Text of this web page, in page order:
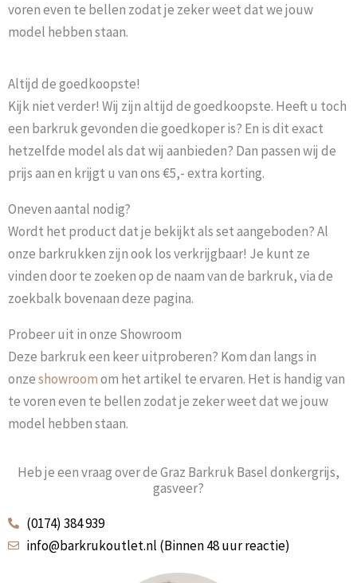
voren even te bellen zodat je zeker weet dat we jouw
model hebben staan.
Altijd de goedkoopste!
Kijk niet verder! Wij zijn altijd de goedkoopste. Heeft u toch
een barkruk gevonden die goedkoper is? En is dit exact
hetzelfde model als dat wij aanbieden? Dan passen wij de
prijs aan en krijgt u van ons €5,- extra korting.
Oneven aantal nodig?
Wordt het product dat je bekijkt als set aangeboden? Al
onze barkrukken zijn ook los verkrijgbaar! Je kunt ze
vinden door te zoeken op de naam van de barkruk, via de
zoekbalk bovenaan deze pagina.
Probeer uit in onze Showroom
Deze barkruk een keer uitproberen? Kom dan langs in
onzeshowroomom het artikel te ervaren. Het is handig van
te voren even te bellen zodat je zeker weet dat we jouw
model hebben staan.
Heb je een vraag over de Graz Barkruk Basel donkergrijs,
gasveer?
(0174) 384 939
info@barkrukoutlet.nl (Binnen 48 uur reactie)